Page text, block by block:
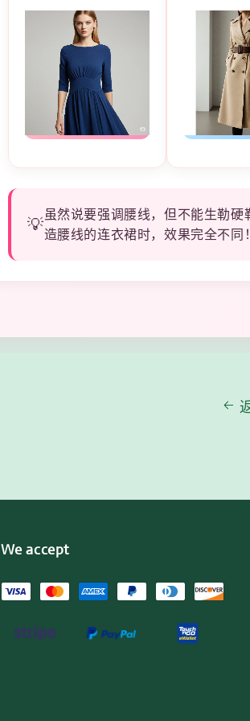
💡虽然说要强调腰线，但不能生勒
造腰线的连衣裙时，效果完全不同！
We accept